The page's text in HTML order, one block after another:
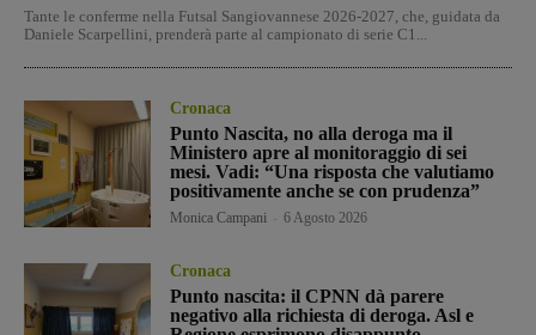
Tante le conferme nella Futsal Sangiovannese 2026-2027, che, guidata da
Daniele Scarpellini, prenderà parte al campionato di serie C1...
Cronaca
Punto Nascita, no alla deroga ma il
Ministero apre al monitoraggio di sei
mesi. Vadi: “Una risposta che valutiamo
positivamente anche se con prudenza”
Monica Campani 6 Agosto 2026
Cronaca
Punto nascita: il CPNN dà parere
negativo alla richiesta di deroga. Asl e